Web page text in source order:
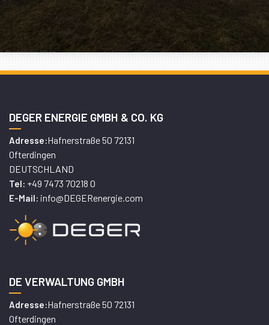
DEGER ENERGIE GMBH & CO. KG
Adresse:Hafnerstraße 50 72131
Ofterdingen
DEUTSCHLAND
Tel: +49 7473 70218 0
E-Mail: info@DEGERenergie.com
DE VERWALTUNG GMBH
Adresse:Hafnerstraße 50 72131
Ofterdingen